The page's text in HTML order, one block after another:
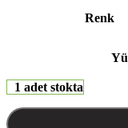
Renk
1 adet stokta